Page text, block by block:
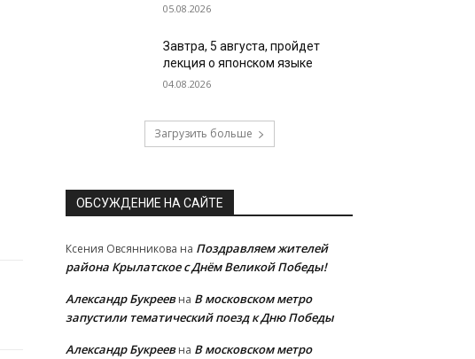
05.08.2026
Завтра, 5 августа, пройдет
лекция о японском языке
04.08.2026
Загрузить больше
ОБСУЖДЕНИЕ НА САЙТЕ
Ксения Овсянникова на Поздравляем жителей
района Крылатское с Днём Великой Победы!
Александр Букреевна В московском метро
запустили тематический поезд к Дню Победы
Александр Букреевна В московском метро